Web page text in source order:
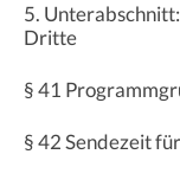
5.
Dritte
§ 41
§ 42 Sendezeit